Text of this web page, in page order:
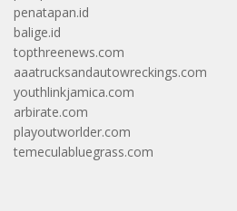
penatapan.id
balige.id
topthreenews.com
aaatrucksandautowreckings.com
youthlinkjamica.com
arbirate.com
playoutworlder.com
temeculabluegrass.com